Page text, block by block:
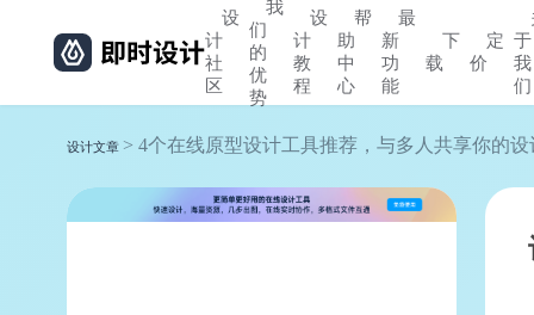
设
计
社
区
我
们
的
优
势
设
计
教
程
帮
助
中
心
最
新
功
能
下
载
定
价
于
我
们
设计文章 > 4个在线原型设计工具推荐，与多人共享你的设